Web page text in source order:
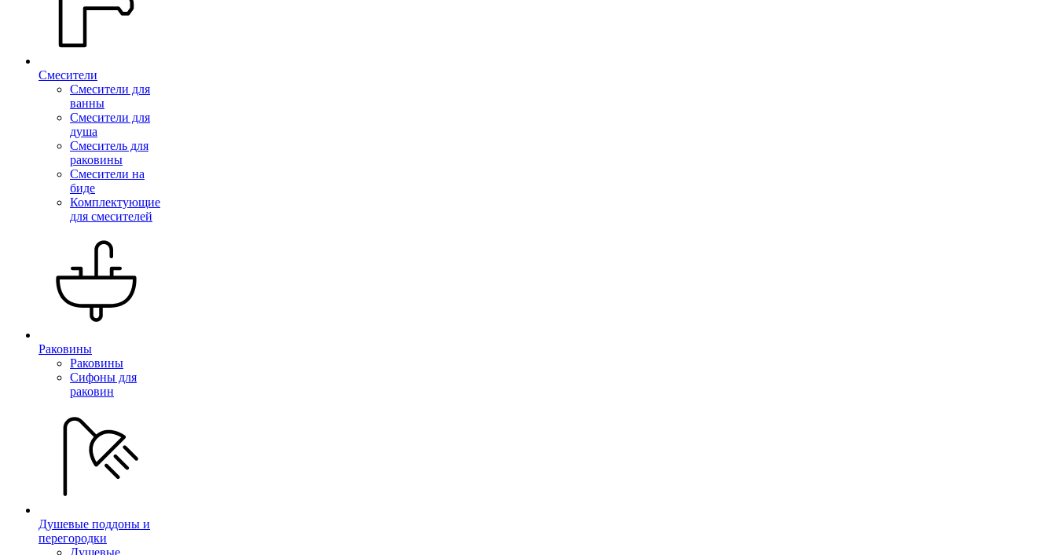
Смесители
Смесители для
ванны
Смесители для
душа
Смеситель для
раковины
Смесители на
биде
Комплектующие
для смесителей
Раковины
Раковины
Сифоны для
раковин
Душевые поддоны и
перегородки
Душевые